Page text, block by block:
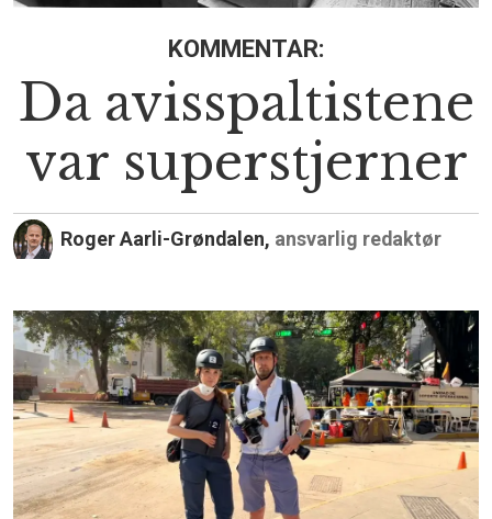
KOMMENTAR:
Da avisspaltistene
var superstjerner
Roger Aarli-Grøndalen, ansvarlig redaktør